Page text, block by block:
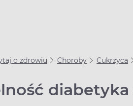
o zdrowiu Choroby Cukrzyca